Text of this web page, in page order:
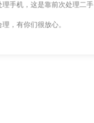
手机，这是靠前次处理二手
，有你们很放心。